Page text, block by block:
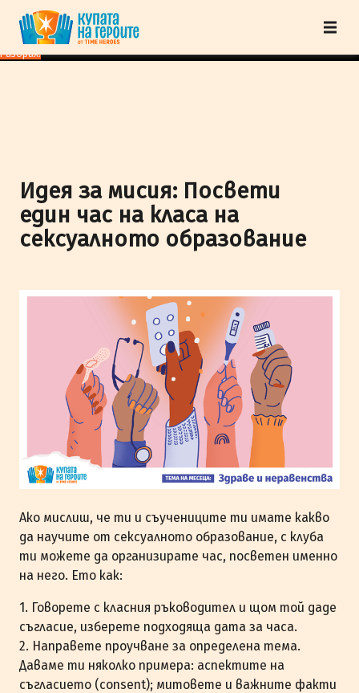
"Купата на героите" от TimeHeroes ползва cookies, за да осигурим по-
добро представяне на сайта и да подобрим Вашето преживяване.Научи
повече
Разбрах!
Идея за мисия: Посвети
един час на класа на
сексуалното образование
Ако мислиш, че ти и съучениците ти имате какво
да научите от сексуалното образование, с клуба
ти можете да организирате час, посветен именно
на него. Ето как:
1. Говорете с класния ръководител и щом той даде
съгласие, изберете подходяща дата за часа.
2. Направете проучване за определена тема.
Даваме ти няколко примера: аспектите на
съгласието (consent); митовете и важните факти